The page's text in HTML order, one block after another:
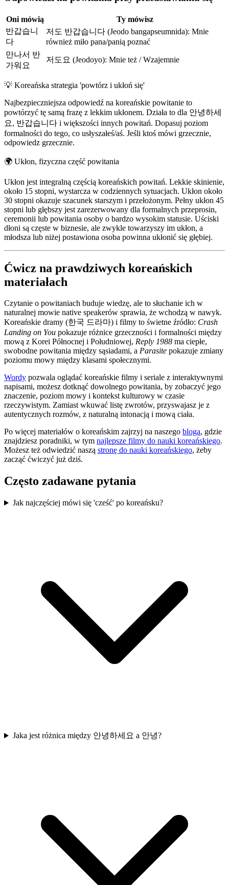
Oni mówią
Ty mówisz
반갑습니
다
저도 반갑습니다 (Jeodo bangapseumnida): Mnie
również miło pana/panią poznać
만나서 반
가워요
저도요 (Jeodoyo): Mnie też / Wzajemnie
💡 Koreańska strategia 'powtórz i ukłoń się'
Najbezpieczniejsza odpowiedź na koreańskie powitanie to
powtórzyć tę samą frazę z lekkim ukłonem. Działa to dla 안녕하세
요, 반갑습니다 i większości innych powitań. Dopasuj poziom
formalności do tego, co usłyszałeś/aś. Jeśli ktoś mówi grzecznie,
odpowiedz grzecznie.
🌍 Ukłon, fizyczna część powitania
Ukłon jest integralną częścią koreańskich powitań. Lekkie skinienie,
około 15 stopni, wystarcza w codziennych sytuacjach. Ukłon około
30 stopni okazuje szacunek starszym i przełożonym. Pełny ukłon 45
stopni lub głębszy jest zarezerwowany dla formalnych przeprosin,
ceremonii lub powitania osoby o bardzo wysokim statusie. Uściski
dłoni są częste w biznesie, ale zwykle towarzyszy im ukłon, a
młodsza lub niżej postawiona osoba powinna ukłonić się głębiej.
Ćwicz na prawdziwych koreańskich
materiałach
Czytanie o powitaniach buduje wiedzę, ale to słuchanie ich w
naturalnej mowie native speakerów sprawia, że wchodzą w nawyk.
Koreańskie dramy (한국 드라마) i filmy to świetne źródło: Crash
Landing on You pokazuje różnice grzeczności i formalności między
mową z Korei Północnej i Południowej, Reply 1988 ma ciepłe,
swobodne powitania między sąsiadami, a Parasite pokazuje zmiany
poziomu mowy między klasami społecznymi.
Wordy pozwala oglądać koreańskie filmy i seriale z interaktywnymi
napisami, możesz dotknąć dowolnego powitania, by zobaczyć jego
znaczenie, poziom mowy i kontekst kulturowy w czasie
rzeczywistym. Zamiast wkuwać listę zwrotów, przyswajasz je z
autentycznych rozmów, z naturalną intonacją i mową ciała.
Po więcej materiałów o koreańskim zajrzyj na naszego bloga, gdzie
znajdziesz poradniki, w tym najlepsze filmy do nauki koreańskiego.
Możesz też odwiedzić naszą stronę do nauki koreańskiego, żeby
zacząć ćwiczyć już dziś.
Często zadawane pytania
Jak najczęściej mówi się 'cześć' po koreańsku?
Jaka jest różnica między 안녕하세요 a 안녕?